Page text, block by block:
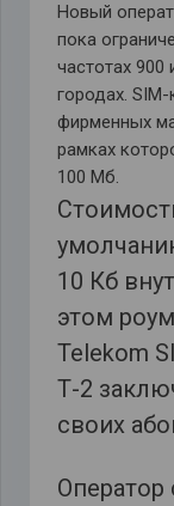
Новый
пока
частотах 900
городах.
фирменных
рамках
100 Мб.
10 Кб
этом
Telekom
Т-2
своих
Оператор